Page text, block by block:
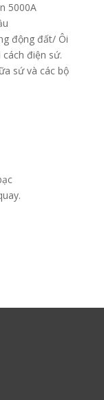
5000A
động đất/ Ôi
điện sứ.
sứ và các bộ